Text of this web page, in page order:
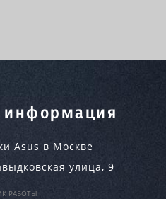
информация
Asus в Москве
улица, 9
РАБОТЫ